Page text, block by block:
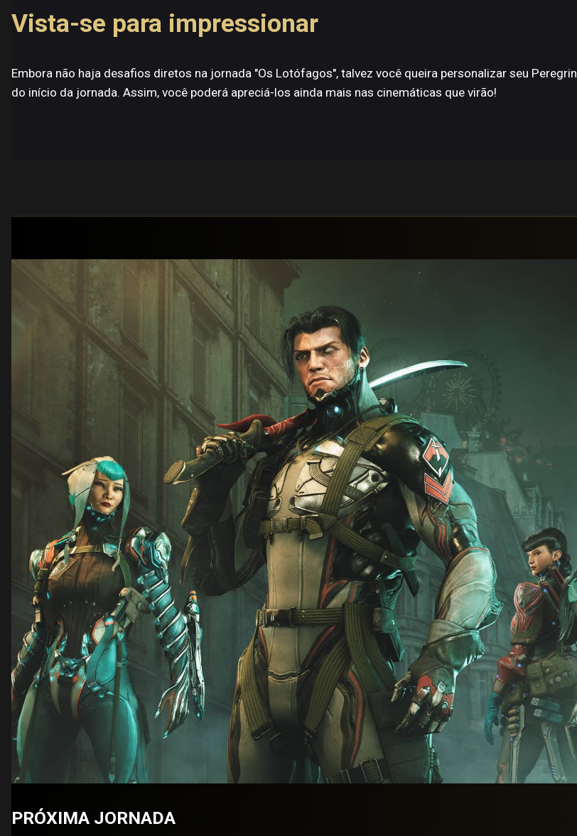
Vista-se para impressionar
Embora não haja desafios diretos na jornada "Os Lotófagos", talvez você queira personalizar seu
do início da jornada. Assim, você poderá apreciá-los ainda mais nas cinemáticas que virão!
PRÓXIMA JORNADA